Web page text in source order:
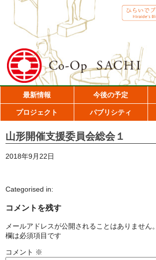
最新情報 今後の予定
プロジェクト パブリシティ
山形開催支援委員会総会１
2018年9月22日
Categorised in:
コメントを残す
メールアドレスが公開されることはありません。
欄は必須項目です
コメント ※